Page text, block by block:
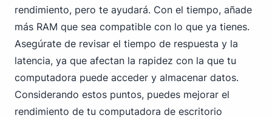
rendimiento, pero te ayudará. Con el tiempo, añade
más RAM que sea compatible con lo que ya tienes.
Asegúrate de revisar el tiempo de respuesta y la
latencia, ya que afectan la rapidez con la que tu
computadora puede acceder y almacenar datos.
Considerando estos puntos, puedes mejorar el
rendimiento de tu computadora de escritorio